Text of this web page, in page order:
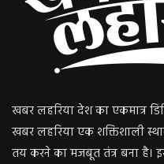
खबर लहरिया देश का एकमात्र
खबर लहरिया एक शक्तिशाली
तय करने का मजबूत तंत्र बना है।